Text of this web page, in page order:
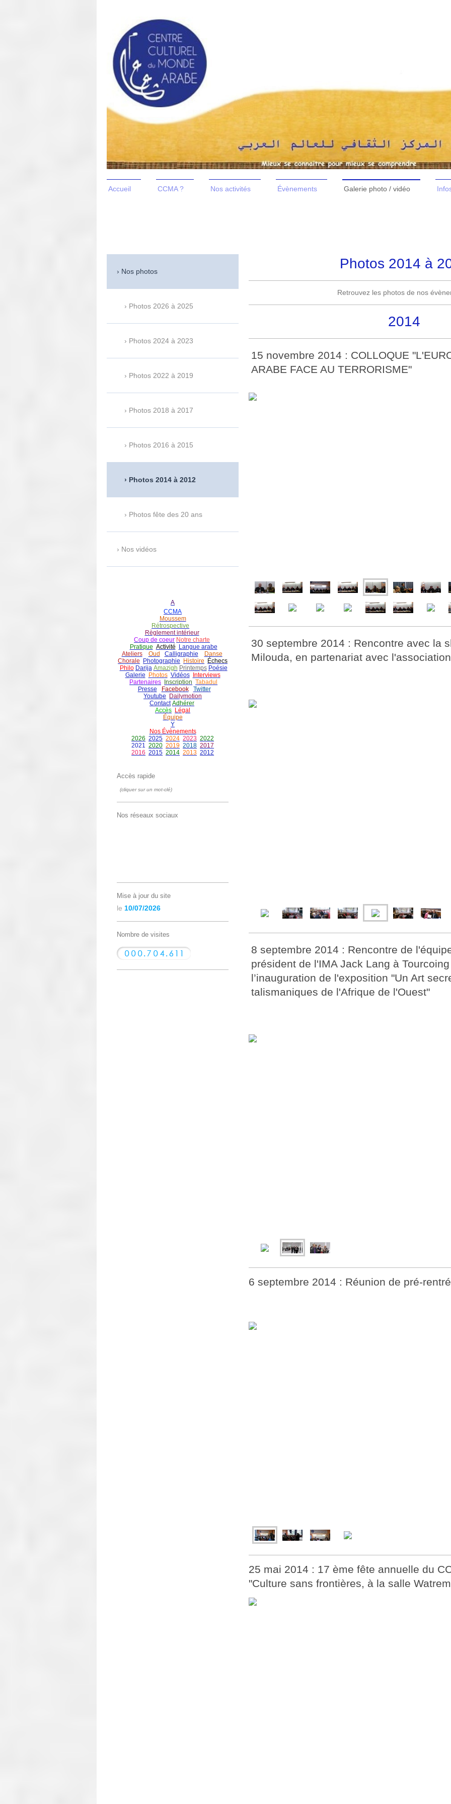
Accueil CCMA ? Nos activités É​vènements Galerie photo / vidéo
Photos 2014 à
Retrouvez les photos de nos
2014
15 novembre 2014 : COLLOQUE
ARABE FACE AU TERRORISME"
30 septembre 2014 : Rencontre avec la
Milouda, en partenariat avec
8 septembre 2014 : Rencontre de
président de l'IMA Jack Lang à
l’inauguration de l'exposition "Un Art
talismaniques de l'Afrique de l'Ouest"
6 septembre 2014 : Réunion de pré-
25 mai 2014 : 17 ème fête annuelle du
"Culture sans frontières, à la salle
Nos photos
Photos 2026 à 2025
Photos 2024 à 2023
Photos 2022 à 2019
Photos 2018 à 2017
Photos 2016 à 2015
Photos 2014 à 2012
Photos fête des 20 ans
Nos vidéos
A
CCMA
Moussem
Rétrospective
Règlement intérieur
Coup de coeur Notre charte
Pratique Activité
Langue arabe
Ateliers
Oud Calligraphie
Danse
Chorale
Photographie Histoire Échecs
Philo Darija Amazigh Printemps Poésie
Galerie
Photos Vidéos
Interviews
Partenaires
Inscription Tabadul
Presse
Facebook
Twitter
Youtube
Dailymotion
Contact Adhérer
Accès Légal
Équipe
Y
Nos Évènements
2026 2025 2024 2023 2022
2021 2020 2019 2018 2017
2016 2015 2014 2013 2012
Accès rapide
(cliquer sur un mot-clé)
Nos réseaux sociaux
Mise à jour du site
le 10/07/2026
Nombre de visites